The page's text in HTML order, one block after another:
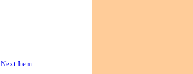
Next Item